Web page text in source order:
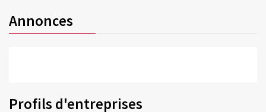
Annonces
Profils d'entreprises